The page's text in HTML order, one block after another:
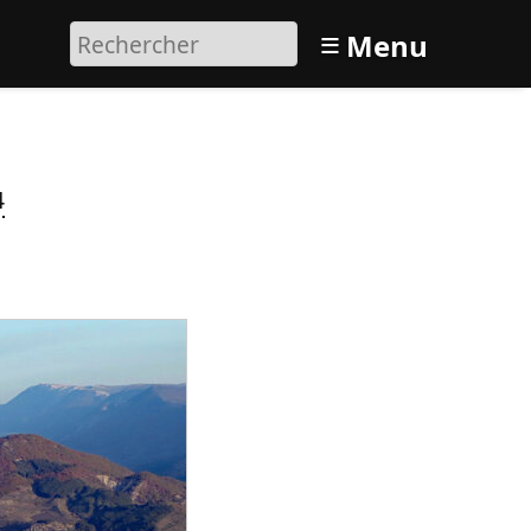
≡ Menu